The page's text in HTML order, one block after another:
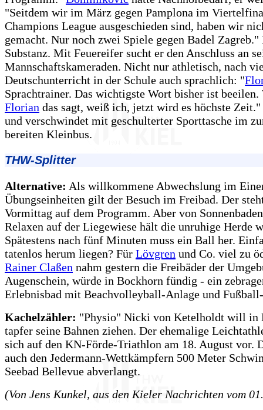
"Seitdem wir im März gegen Pamplona im
Champions League ausgeschieden sind, haben wir
gemacht. Nur noch zwei Spiele gegen Badel
Substanz. Mit Feuereifer sucht er den Anschluss an
Mannschaftskameraden. Nicht nur athletisch, nach
Deutschunterricht in der Schule auch sprachlich: "
Sprachtrainer. Das wichtigste Wort bisher ist beeilen.
Florian das sagt, weiß ich, jetzt wird es höchste
und verschwindet mit geschulterter Sporttasche im
bereiten Kleinbus.
THW-Splitter
Alternative: Als willkommene Abwechslung im
Übungseinheiten gilt der Besuch im Freibad. Der
Vormittag auf dem Programm. Aber von
Relaxen auf der Liegewiese hält die unruhige Herde
Spätestens nach fünf Minuten muss ein Ball her.
tatenlos herum liegen? Für Lövgren und Co. viel zu
Rainer Claßen nahm gestern die Freibäder der
Augenschein, würde in Bockhorn fündig - ein
Erlebnisbad mit Beachvolleyball-Anlage und
Kachelzähler: "Physio" Nicki von Ketelholdt will in
tapfer seine Bahnen ziehen. Der ehemalige
sich auf den KN-Förde-Triathlon am 18. August vor.
auch den Jedermann-Wettkämpfern 500 Meter
Seebad Bellevue abverlangt.
(Von Jens Kunkel, aus den Kieler Nachrichten vom